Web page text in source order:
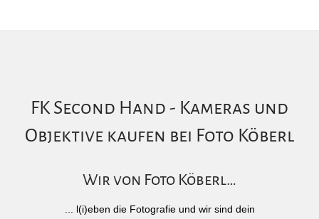
FK Second Hand - Kameras und
Objektive kaufen bei Foto Köberl
Wir von Foto Köberl…
... l(i)eben die Fotografie und wir sind dein